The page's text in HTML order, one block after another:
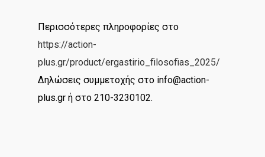
Περισσότερες πληροφορίες στο
https://action-
plus.gr/product/ergastirio_filosofias_2025/
Δηλώσεις συμμετοχής στο info@action-
plus.gr ή στο 210-3230102.